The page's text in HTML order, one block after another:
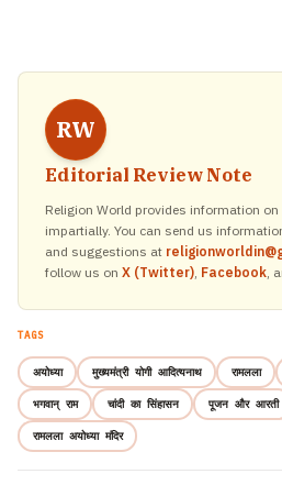
RW
Editorial Review Note
Religion World provides information
impartially. You can send us
and suggestions at
follow us on X (Twitter), Facebook,
TAGS
अयोध्या मुख्यमंत्री योगी आदित्यनाथ रामलला
भगवान् राम चांदी का सिंहासन पूजन और आरती
रामलला अयोध्या मंदिर